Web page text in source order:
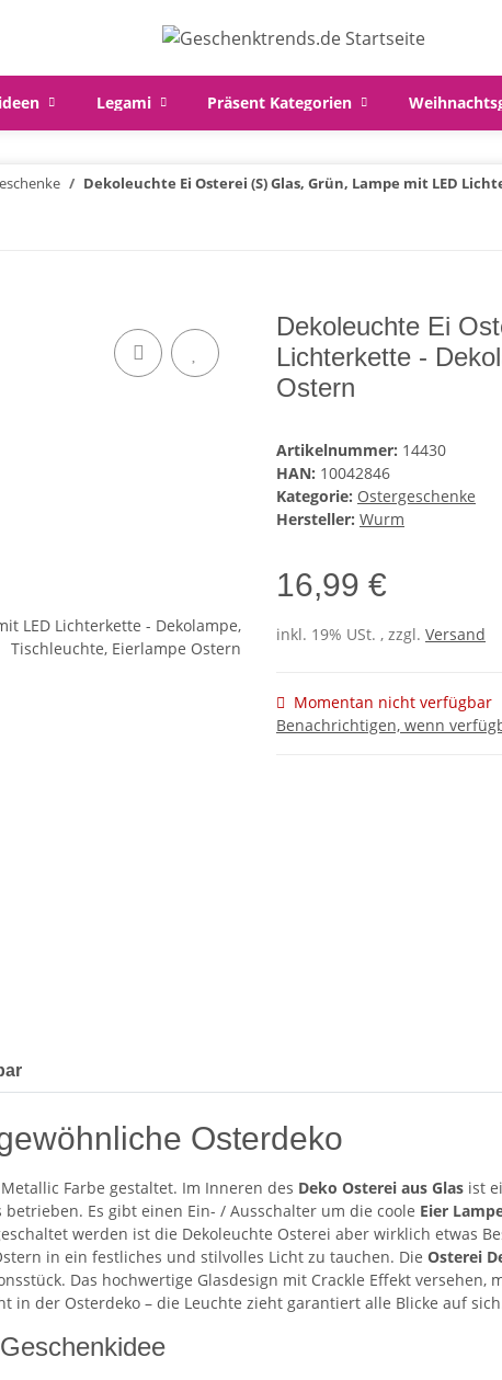
Legami Präsent Kategorien
Dekoleuchte Ei Osterei (S) Glas, Grün, Lampe mit LED
Dekoleuchte Ei
Lichterkette -
Ostern
Artikelnummer: 14430
HAN: 10042846
Kategorie: Ostergeschenke
Hersteller: Wurm
16,99 €
inkl. 19% USt. , zzgl. Versand
Momentan nicht verfügbar
Benachrichtigen, wenn
Osterdeko
Farbe gestaltet. Im Inneren des Deko Osterei aus Glas ist
Es gibt einen Ein- / Ausschalter um die coole Eier
werden ist die Dekoleuchte Osterei aber wirklich etwas
in ein festliches und stilvolles Licht zu tauchen. Die Osterei
Das hochwertige Glasdesign mit Crackle Effekt versehen,
in der Osterdeko – die Leuchte zieht garantiert alle Blicke auf